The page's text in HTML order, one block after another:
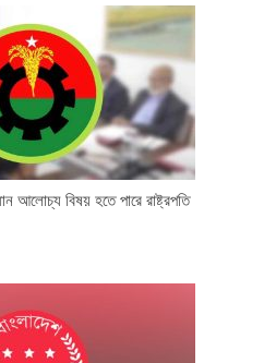
আলোচ্য বিষয় হতে পারে রাষ্ট্রপতি